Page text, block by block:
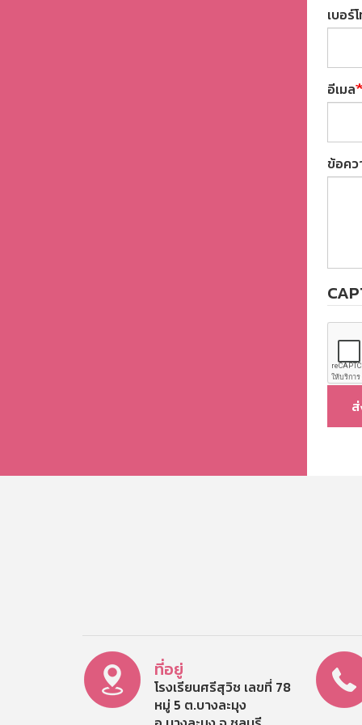
เบอร์
อีเมล
ข้อคว
ที่อยู่
โรงเรียนศรีสุวิช เลขที่ 78
หมู่ 5 ต.บางละมุง